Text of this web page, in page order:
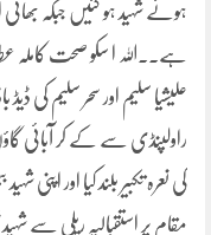
ہوئے شہید ہو گئیں جبکہ بھائی
ہے۔۔اللہ ا سکو صحت کاملہ
علیشیا سلیم اور سحر سلیم کی
راولپنڈی سے کے کر آبائی
کی نعرہ تکبیر بلند کیا اور اپنی
مقام پر استقبالیہ ریلی سے